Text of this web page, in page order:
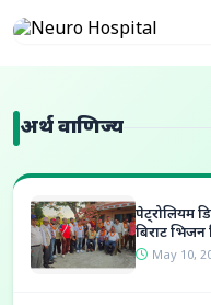
अर्थ वाणिज्य
आजको विदेशी
मुद्राको विनिमयदर
पेट्रोलियम
बिराट भिजन
साहMay 10,